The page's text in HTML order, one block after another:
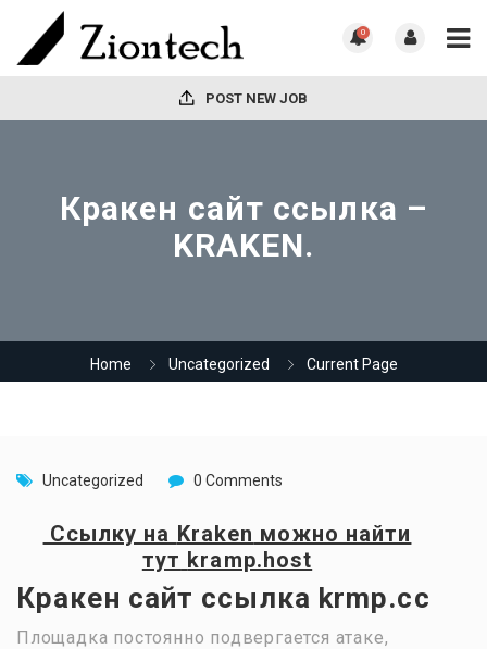
0
POST NEW JOB
Кракен сайт ссылка –
KRAKEN.
Home Uncategorized Current Page
Uncategorized 0 Comments
Ссылку на Kraken можно найти
тут kramp.host
Кракен сайт ссылка krmp.cc
Площадка постоянно подвергается атаке,